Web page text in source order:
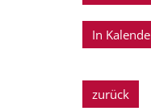
In
zurück